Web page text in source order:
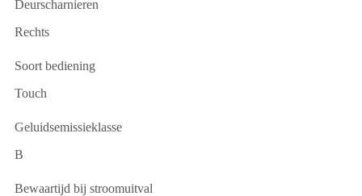
Deurscharnieren
Rechts
Soort bediening
Touch
Geluidsemissieklasse
B
Bewaartijd bij stroomuitval